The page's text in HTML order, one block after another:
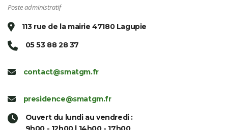
Poste administratif
113 rue de la mairie 47180 Lagupie
05 53 88 28 37
contact@smatgm.fr
presidence@smatgm.fr
Ouvert du lundi au vendredi :